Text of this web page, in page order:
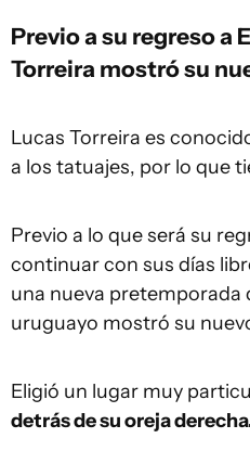
Previo a su regreso a
Torreira mostró su
Lucas Torreira es
a los tatuajes, por lo que
Previo a lo que será su
continuar con sus días
una nueva pretemporada
uruguayo mostró su
Eligió un lugar muy
detrás de su oreja